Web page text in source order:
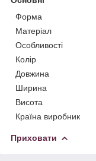
Форма
Матеріал
Особливості
Колір
Довжина
Ширина
Висота
Країна виробник
Приховати